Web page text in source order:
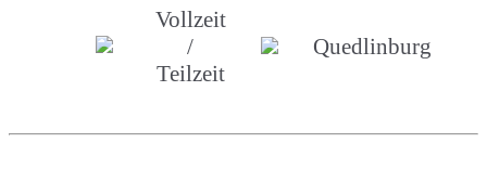
Vollzeit
/
Teilzeit
Quedlinburg